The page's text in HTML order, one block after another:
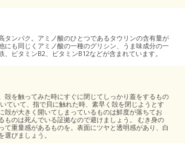
タンパク。アミノ酸のひとつであるタウリンの含有量が
にも同じくアミノ酸の一種のグリシン、うま味成分の一
、ビタミンB2、ビタミンB12などが含まれています。
殻を触ってみた時にすぐに閉じてしっかり蓋をするもの
ていて、指で貝に触れた時、素早く殻を閉じようとす
殻が大きく開いてしまっているものは鮮度が落ちてお
ものは死んでいる証拠なので避けましょう。 むき身の
て重量感があるものを。表面にツヤと透明感があり、白
選びましょう。